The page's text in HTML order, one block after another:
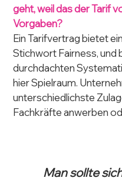
geht, weil das der Tarif
Vorgaben?
Ein Tarifvertrag bietet
Stichwort Fairness, und
durchdachten
hier Spielraum.
unterschiedlichste
Fachkräfte anwerben
Man sollte